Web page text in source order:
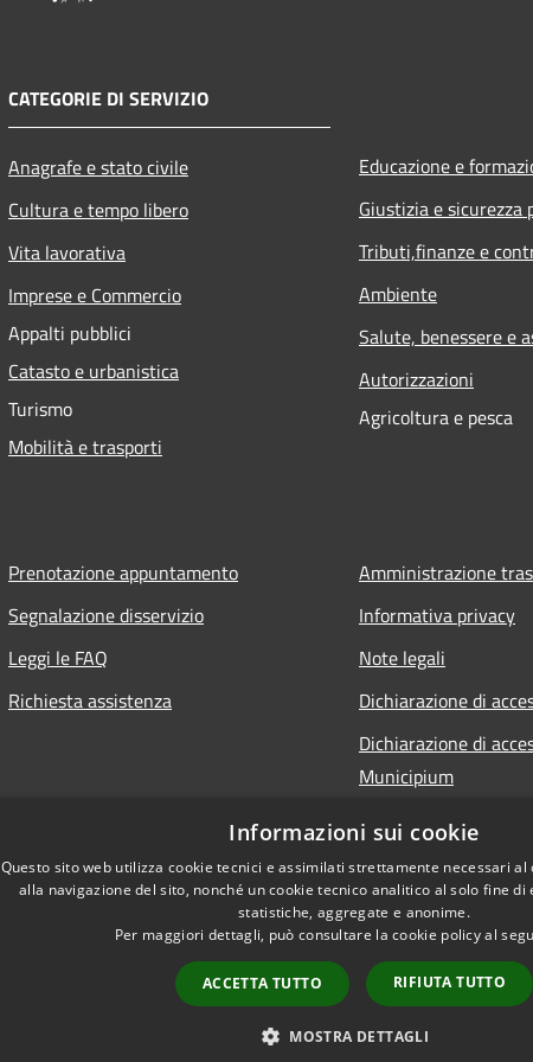
CATEGORIE DI SERVIZIO
Anagrafe e stato civile
Cultura e tempo libero
Vita lavorativa
Imprese e Commercio
Appalti pubblici
Catasto e urbanistica
Turismo
Mobilità e trasporti
Educazione e
Giustizia e sicurezza
Tributi,finanze e
Ambiente
Salute, benessere e
Autorizzazioni
Agricoltura e pesca
Prenotazione appuntamento
Segnalazione disservizio
Leggi le FAQ
Richiesta assistenza
Amministrazione
Informativa privacy
Note legali
Dichiarazione di
Dichiarazione di
Municipium
Copyright © 2026
Informazioni sui cookie
Questo sito web utilizza cookie tecnici e assimilati strettamente necessari
alla navigazione del sito, nonché un cookie tecnico analitico al solo fine
statistiche, aggregate e anonime.
Per maggiori dettagli, può consultare la cookie policy al
ACCETTA TUTTO RIFIUTA TUTTO
MOSTRA DETTAGLI